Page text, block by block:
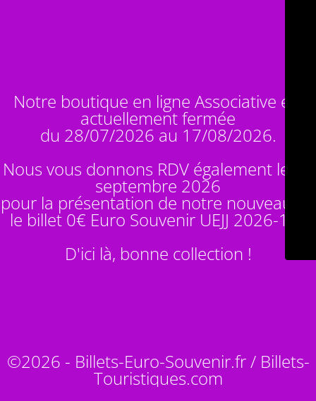
Notre boutique en ligne Associative est
actuellement fermée
du 28/07/2026 au 17/08/2026.
Nous vous donnons RDV également le 14
septembre 2026
pour la présentation de notre nouveauté :
le billet 0€ Euro Souvenir UEJJ 2026-10
D'ici là, bonne collection !
©2026 - Billets-Euro-Souvenir.fr / Billets-
Touristiques.com